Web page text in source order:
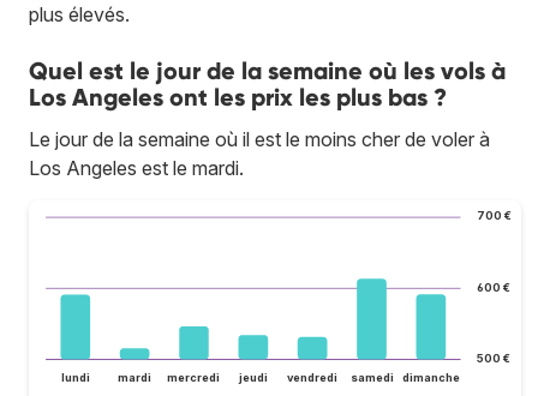
plus élevés.
Quel est le jour de la semaine où les vols à
Los Angeles ont les prix les plus bas ?
Le jour de la semaine où il est le moins cher de voler à
Los Angeles est le mardi.
500 €
600 €
700 €
lundi mardi mercredi jeudi vendredi samedi dimanche